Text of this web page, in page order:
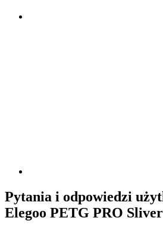
Pytania i odpowiedzi
Elegoo PETG PRO Sliver